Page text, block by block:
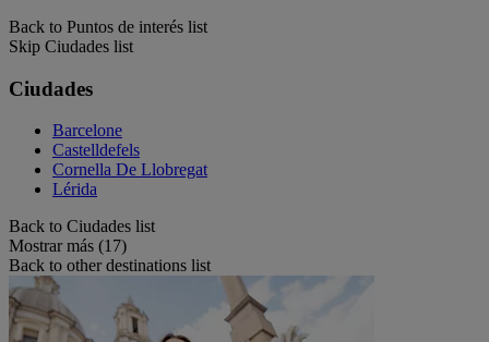
Back to Puntos de interés list
Skip Ciudades list
Ciudades
Barcelone
Castelldefels
Cornella De Llobregat
Lérida
Back to Ciudades list
Mostrar más (17)
Back to other destinations list